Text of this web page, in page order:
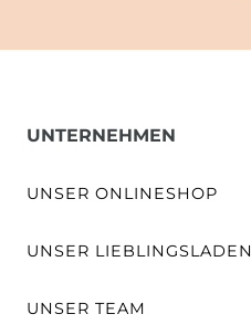
UNTERNEHMEN
UNSER ONLINESHOP
UNSER LIEBLINGSLADEN
UNSER TEAM